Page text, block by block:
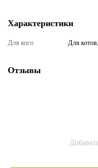
Характеристики
Для кого Для
Отзывы